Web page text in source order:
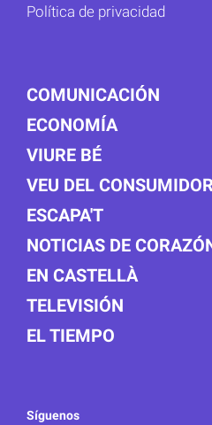
Política de privacidad
COMUNICACIÓN
ECONOMÍA
VIURE BÉ
VEU DEL CONSUMIDOR
ESCAPA'T
NOTICIAS DE
EN CASTELLÀ
TELEVISIÓN
EL TIEMPO
Síguenos